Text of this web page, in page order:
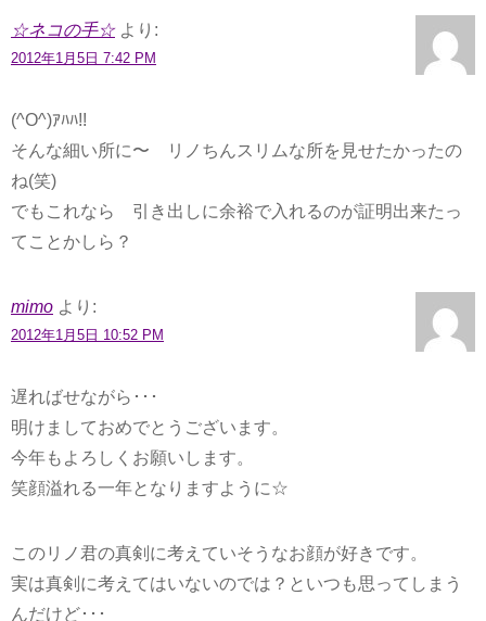
☆ネコの手☆ より:
2012年1月5日 7:42 PM
(^O^)ｱﾊﾊ!!
そんな細い所に〜 リノちんスリムな所を見せたかったの
ね(笑)
でもこれなら 引き出しに余裕で入れるのが証明出来たっ
てことかしら？
mimo より:
2012年1月5日 10:52 PM
遅ればせながら･･･
明けましておめでとうございます。
今年もよろしくお願いします。
笑顔溢れる一年となりますように☆
このリノ君の真剣に考えていそうなお顔が好きです。
実は真剣に考えてはいないのでは？といつも思ってしまう
んだけど･･･